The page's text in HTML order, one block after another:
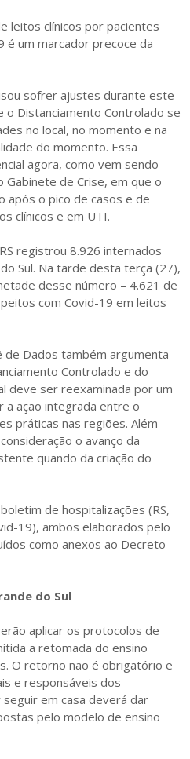
leitos clínicos por pacientes
é um marcador precoce da
sofrer ajustes durante este
o Distanciamento Controlado se
no local, no momento e na
do momento. Essa
agora, como vem sendo
de Crise, em que o
após o pico de casos e de
clínicos e em UTI.
registrou 8.926 internados
Sul. Na tarde desta terça (27),
desse número – 4.621 de
com Covid-19 em leitos
de Dados também argumenta
Controlado e do
deve ser reexaminada por um
a ação integrada entre o
práticas nas regiões. Além
o avanço da
quando da criação do
de hospitalizações (RS,
19), ambos elaborados pelo
como anexos ao Decreto
do Sul
aplicar os protocolos de
a retomada do ensino
O retorno não é obrigatório e
e responsáveis dos
em casa deverá dar
pelo modelo de ensino